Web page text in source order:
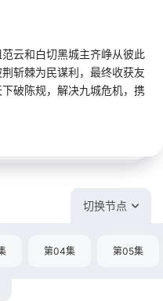
云和白切黑城主齐峥从彼此
斩棘为民谋利，最终收获友
破陈规，解决九城危机，携
切换节点
第04集 第05集